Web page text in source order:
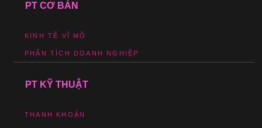
PT CƠ BẢN
KINH TẾ VĨ MÔ
PHÂN TÍCH DOANH NGHIỆP
PT KỸ THUẬT
THANH KHOẢN